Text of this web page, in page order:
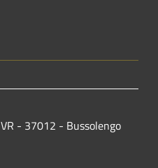
- 37012 - Bussolengo